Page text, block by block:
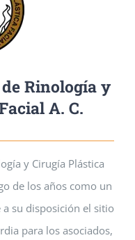
Rinología y
A. C.
y Cirugía Plástica
de los años como un
su disposición el sitio
para los asociados,